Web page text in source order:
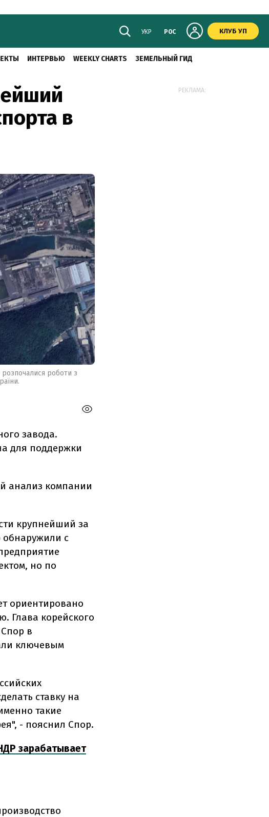
УКР РОС КЛУБ УП
ИНТЕРВЬЮ WEEKLY CHARTS ЗЕМЕЛЬНЫЙ ГИД
в
розпочалися роботи з
завода.
для поддержки
анализ компании
крупнейший за
обнаружили с
но по
ориентировано
Глава корейского
в
ключевым
ставку на
такие
- пояснил Спор.
зарабатывает
РЕКЛАМА: